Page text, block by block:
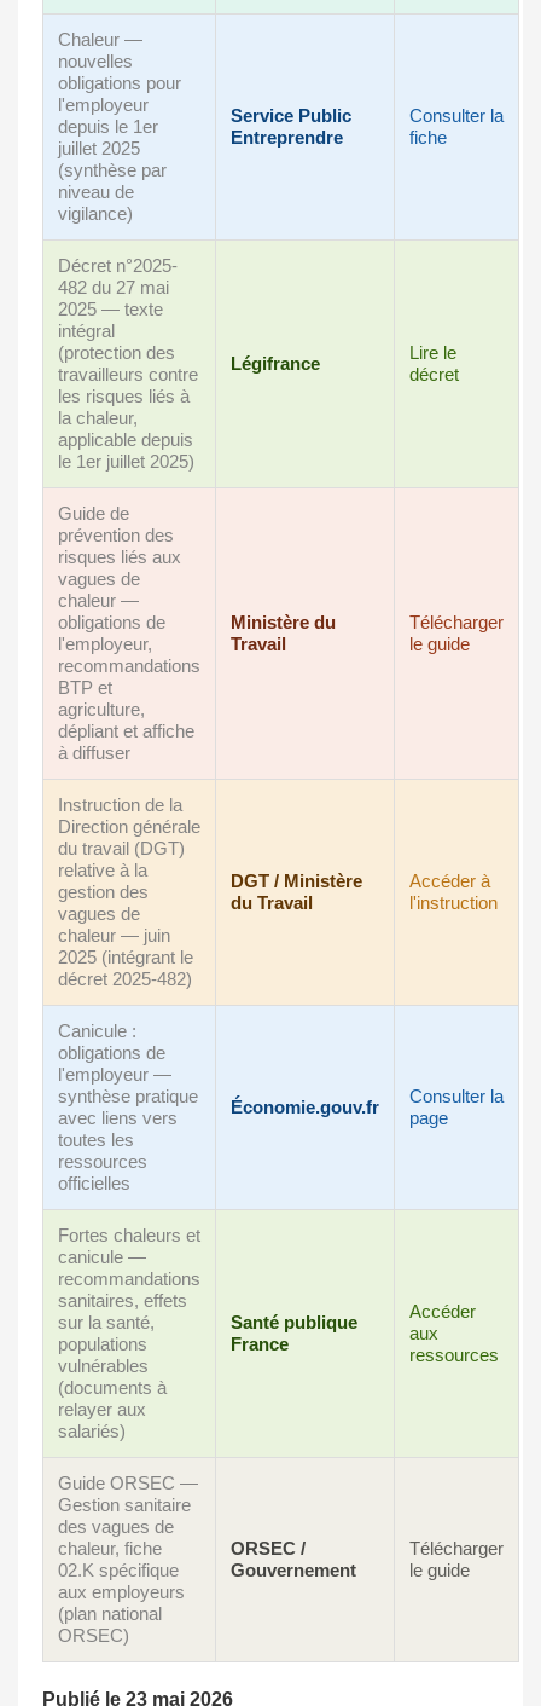
Chaleur —
nouvelles
obligations pour
l'employeur
depuis le 1er
juillet 2025
(synthèse par
niveau de
vigilance)
Service Public
Entreprendre
Consulter la
fiche
Décret n°2025-
482 du 27 mai
2025 — texte
intégral
(protection des
travailleurs contre
les risques liés à
la chaleur,
applicable depuis
le 1er juillet 2025)
Légifrance
Lire le
décret
Guide de
prévention des
risques liés aux
vagues de
chaleur —
obligations de
l'employeur,
recommandations
BTP et
agriculture,
dépliant et affiche
à diffuser
Ministère du
Travail
Télécharger
le guide
Instruction de la
Direction générale
du travail (DGT)
relative à la
gestion des
vagues de
chaleur — juin
2025 (intégrant le
décret 2025-482)
DGT / Ministère
du Travail
Accéder à
l'instruction
Canicule :
obligations de
l'employeur —
synthèse pratique
avec liens vers
toutes les
ressources
officielles
Économie.gouv.fr
Consulter la
page
Fortes chaleurs et
canicule —
recommandations
sanitaires, effets
sur la santé,
populations
vulnérables
(documents à
relayer aux
salariés)
Santé publique
France
Accéder
aux
ressources
Guide ORSEC —
Gestion sanitaire
des vagues de
chaleur, fiche
02.K spécifique
aux employeurs
(plan national
ORSEC)
ORSEC /
Gouvernement
Télécharger
le guide
Publié le 23 mai 2026